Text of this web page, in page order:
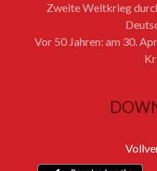
Zweite Weltkrieg
Vor 50 Jahren: am 30.